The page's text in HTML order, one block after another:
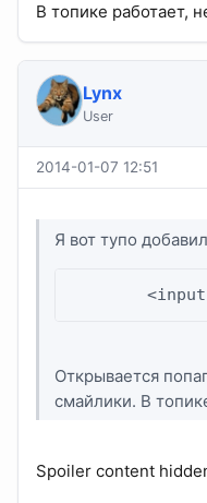
В топике работает,
Lynx
User
2014-01-07 12:51
Я вот тупо
Открывается
смайлики. В
Spoiler content